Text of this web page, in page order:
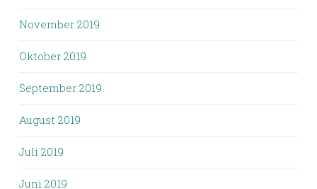
November 2019
Oktober 2019
September 2019
August 2019
Juli 2019
Juni 2019